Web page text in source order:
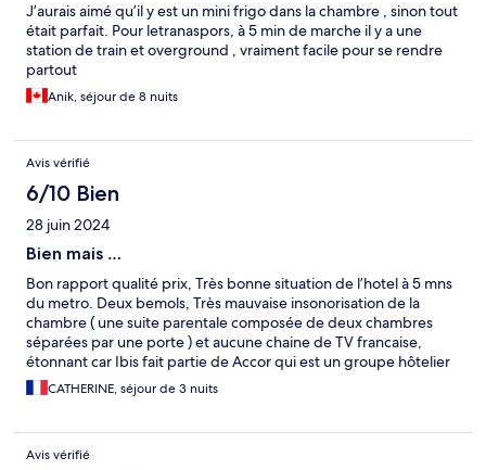
J’aurais aimé qu’il y est un mini frigo dans la chambre , sinon tout
était parfait. Pour letranaspors, à 5 min de marche il y a une
station de train et overground , vraiment facile pour se rendre
partout
Anik, séjour de 8 nuits
Avis vérifié
6/10 Bien
28 juin 2024
Bien mais …
Bon rapport qualité prix, Très bonne situation de l’hotel à 5 mns
du metro. Deux bemols, Très mauvaise insonorisation de la
chambre ( une suite parentale composée de deux chambres
séparées par une porte ) et aucune chaine de TV francaise,
étonnant car Ibis fait partie de Accor qui est un groupe hôtelier
francais!
CATHERINE, séjour de 3 nuits
Avis vérifié